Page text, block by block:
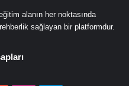
alanın her noktasında
sağlayan bir platformdur.